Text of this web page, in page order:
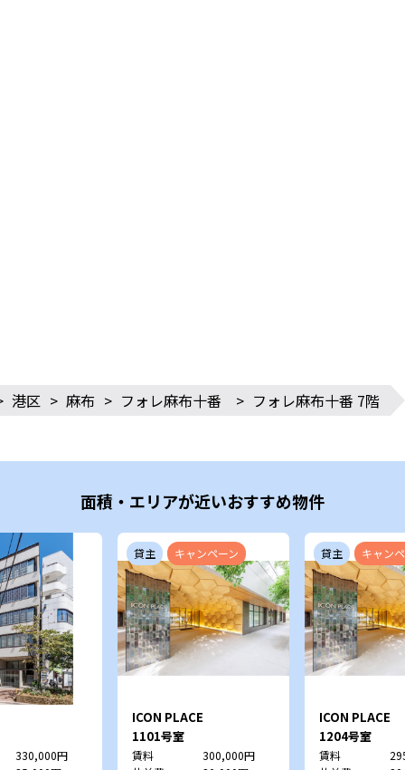
港区 > 麻布 > フォレ麻布十番 > フォレ麻布十番 7階
面積・エリアが近いおすすめ物件
330,000円
貸主 キャンペーン
ICON PLACE
SHIBAKOEN
1101号室
賃料
300,000円
貸主 キャン
ICON PLACE
SHIBAKOEN
1204号室
賃料